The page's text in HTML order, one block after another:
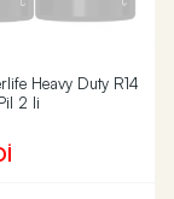
Heavy Duty R14
2 li